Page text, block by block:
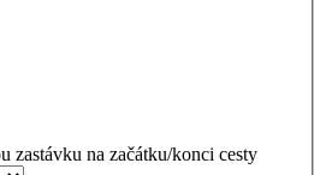
zastávku na začátku/konci cesty